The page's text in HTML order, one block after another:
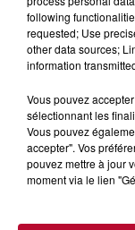
DINER
following
requested; Use
other data sources;
information
Vous pouvez
sélectionnant les
Vous pouvez
accepter". Vos
pouvez mettre à jour
moment via le lien